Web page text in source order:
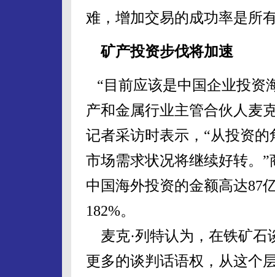
难，增加交易的成功率是所
矿产投资步伐将加速
“目前应该是中国企业投资
产和金属行业主管合伙人麦
记者采访时表示，“从投资
市场需求状况将继续好转。
中国海外投资的金额高达87
182%。
麦克·列特认为，在铁矿石
更多的谈判话语权，从这个